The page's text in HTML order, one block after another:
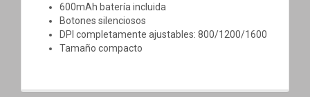
600mAh batería incluida
Botones silenciosos
DPI completamente ajustables: 800/1200/1600
Tamaño compacto